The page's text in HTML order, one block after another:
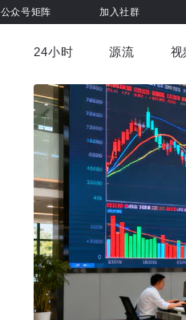
公众号矩阵 加入社群
车与出行 商
健康
24小时 源流 视
虎嗅视界